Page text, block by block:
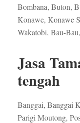
Bombana, Buton,
Konawe, Konawe
Wakatobi, Bau-
Jasa
tengah
Banggai, Banggai
Parigi Moutong,